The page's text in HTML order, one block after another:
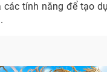
tính năng để tạo